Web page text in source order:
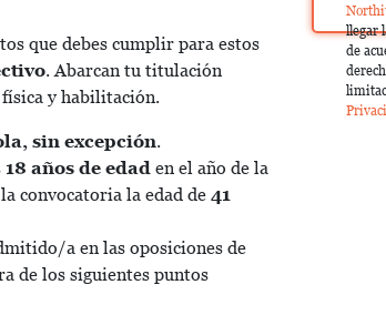
que debes cumplir para estos
. Abarcan tu titulación
y habilitación.
sin excepción.
18 años de edad en el año de la
convocatoria la edad de 41
a en las oposiciones de
de los siguientes puntos
llegar
de